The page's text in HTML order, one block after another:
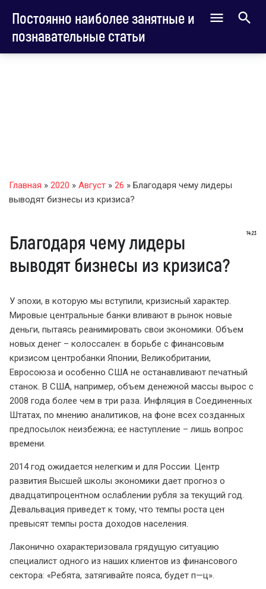
Постоянно наиболее занятные и
познавательные статьи
Главная » 2020 » Август » 26 » Благодаря чему лидеры
выводят бизнесы из кризиса?
14:23
Благодаря чему лидеры
выводят бизнесы из кризиса?
У эпохи, в которую мы вступили, кризисный характер.
Мировые центральные банки вливают в рынок новые
деньги, пытаясь реанимировать свои экономики. Объем
новых денег – колоссален: в борьбе с финансовым
кризисом центробанки Японии, Великобритании,
Евросоюза и особенно США не останавливают печатный
станок. В США, например, объем денежной массы вырос с
2008 года более чем в три раза. Инфляция в Соединенных
Штатах, по мнению аналитиков, на фоне всех созданных
предпосылок неизбежна; ее наступление – лишь вопрос
времени.
2014 год ожидается нелегким и для России. Центр
развития Высшей школы экономики дает прогноз о
двадцатипроцентном ослаблении рубля за текущий год.
Девальвация приведет к тому, что темпы роста цен
превысят темпы роста доходов населения.
Лаконично охарактеризовала грядущую ситуацию
специалист одного из наших клиентов из финансового
сектора: «Ребята, затягивайте пояса, будет п—ц».